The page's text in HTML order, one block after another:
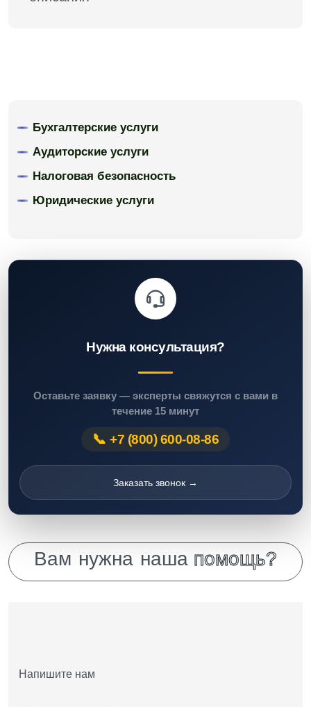
Бухгалтерские услуги
Аудиторские услуги
Налоговая безопасность
Юридические услуги
Нужна консультация?
Оставьте заявку — эксперты свяжутся с вами в
течение 15 минут
+7 (800) 600-08-86
Заказать звонок →
Вам нужна наша помощь?
Напишите нам